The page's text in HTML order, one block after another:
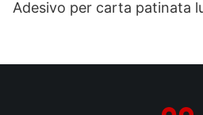
Adesivo per carta patinata